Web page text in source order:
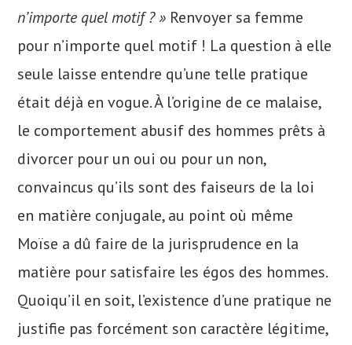
n’importe quel motif ? » Renvoyer sa femme
pour n’importe quel motif ! La question à elle
seule laisse entendre qu’une telle pratique
était déjà en vogue. À l’origine de ce malaise,
le comportement abusif des hommes prêts à
divorcer pour un oui ou pour un non,
convaincus qu’ils sont des faiseurs de la loi
en matière conjugale, au point où même
Moïse a dû faire de la jurisprudence en la
matière pour satisfaire les égos des hommes.
Quoiqu’il en soit, l’existence d’une pratique ne
justifie pas forcément son caractère légitime,